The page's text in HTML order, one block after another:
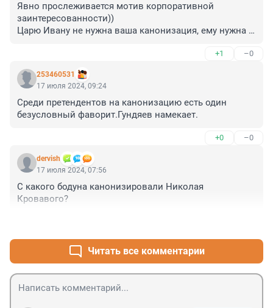
Явно прослеживается мотив корпоративной
заинтересованности))
Царю Ивану не нужна ваша канонизация, ему нужна
иноземные сказки-страшилки, вдолбленные в
головы многим поколениям русских людей
+1 –0
253460531
17 июля 2024, 09:24
Среди претендентов на канонизацию есть один
безусловный фаворит.Гундяев намекает.
+0 –0
dervish
17 июля 2024, 07:56
С какого бодуна канонизировали Николая
Кровавого?
Читать все комментарии